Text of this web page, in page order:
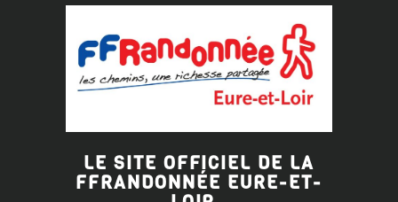
LE SITE OFFICIEL DE LA
FFRANDONNÉE EURE-ET-